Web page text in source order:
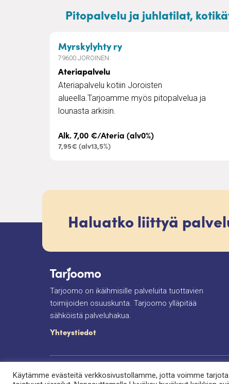
Pitopalvelu ja juhlatilat,
Myrskylyhty ry– Ateriapalvelu
79600 JOROINEN
Ateriapalvelu
Ateriapalvelu kotiin Joroisten
alueella.Tarjoamme myös pitopalvelua ja
lounasta arkisin.
Alk. 7,00 €/Ateria (alv0%)
7,95€ (alv13,5%)
Haluatko liittyä
Tarjoomo on ikäihmisille palveluita tuottavien
toimijoiden osuuskunta. Tarjoomo ylläpitää
sähköistä palveluhakua.
Yhteystiedot
Tietosuojaseloste Saavutettavuusseloste
Käytämme evästeitä verkkosivustollamme, jotta voimme